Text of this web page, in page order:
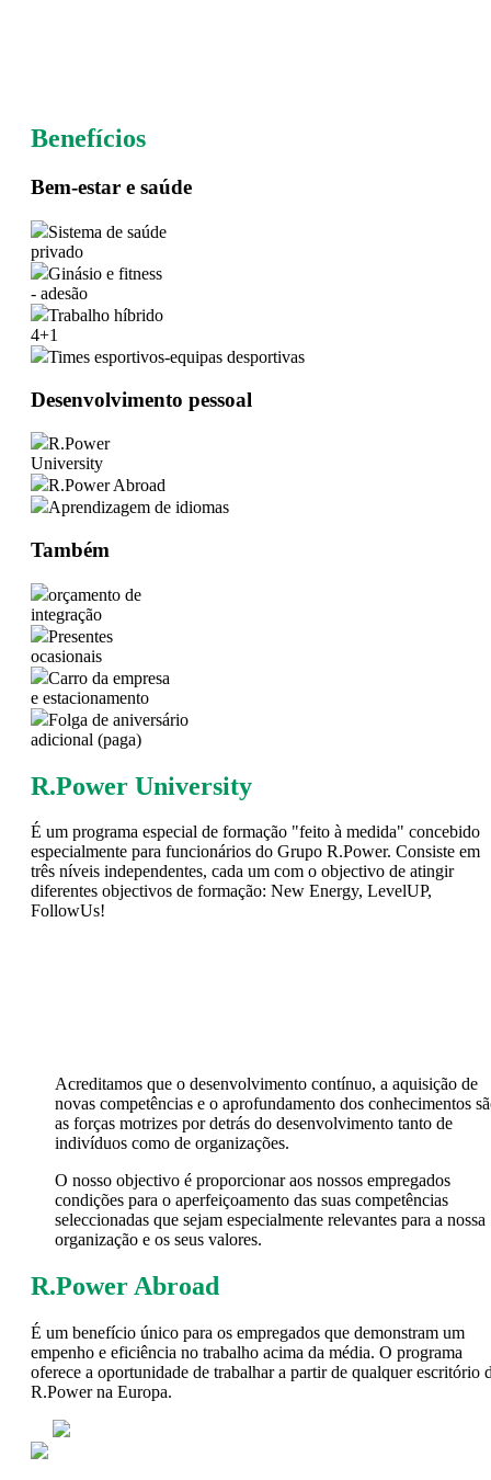
Benefícios
Bem-estar e saúde
Sistema de saúde
privado
Ginásio e fitness
- adesão
Trabalho híbrido
4+1
Times esportivos-equipas desportivas
Desenvolvimento pessoal
R.Power
University
R.Power Abroad
Aprendizagem de idiomas
Também
orçamento de
integração
Presentes
ocasionais
Carro da empresa
e estacionamento
Folga de aniversário
adicional (paga)
R.Power University
É um programa especial de formação "feito à medida" concebido
especialmente para funcionários do Grupo R.Power. Consiste em
três níveis independentes, cada um com o objectivo de atingir
diferentes objectivos de formação: New Energy, LevelUP,
FollowUs!
Acreditamos que o desenvolvimento contínuo, a aquisição de
novas competências e o aprofundamento dos conhecimentos
as forças motrizes por detrás do desenvolvimento tanto de
indivíduos como de organizações.
O nosso objectivo é proporcionar aos nossos empregados
condições para o aperfeiçoamento das suas competências
seleccionadas que sejam especialmente relevantes para a nossa
organização e os seus valores.
R.Power Abroad
É um benefício único para os empregados que demonstram um
empenho e eficiência no trabalho acima da média. O programa
oferece a oportunidade de trabalhar a partir de qualquer escritório
R.Power na Europa.